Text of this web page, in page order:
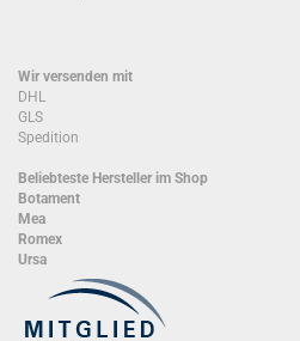
Wir versenden mit
DHL
GLS
Spedition
Beliebteste Hersteller im Shop
Botament
Mea
Romex
Ursa